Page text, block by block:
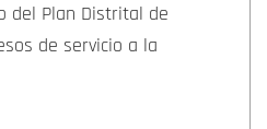
del Plan Distrital de
de servicio a la